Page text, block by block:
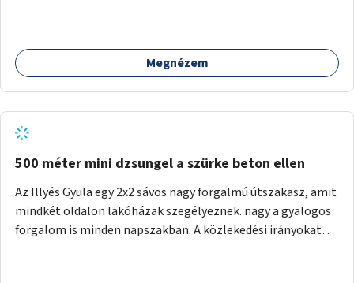
Megnézem
500 méter mini dzsungel a szürke beton ellen
Az Illyés Gyula egy 2x2 sávos nagy forgalmú útszakasz, amit
mindkét oldalon lakóházak szegélyeznek. nagy a gyalogos
forgalom is minden napszakban. A közlekedési irányokat